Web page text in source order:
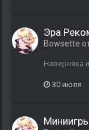
Эра
Bowsette
Наверняка
30 июля